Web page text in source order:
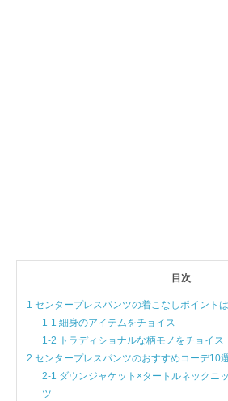
目次
1 センタープレスパンツの着こなしポイント
1-1 細身のアイテムをチョイス
1-2 トラディショナルな柄モノをチョイス
2 センタープレスパンツのおすすめコーデ10
2-1 ダウンジャケット×タートルネックニ
ツ